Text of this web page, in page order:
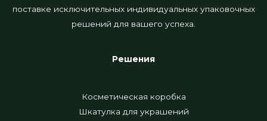
поставке исключительных индивидуальных упаковочных
решений для вашего успеха.
Решения
Косметическая коробка
Шкатулка для украшений